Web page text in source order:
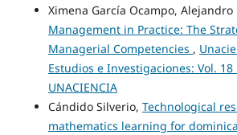
Ximena García Ocampo, Alejandro
Management in Practice: The
Managerial Competencies ,
Estudios e Investigaciones: Vol. 18
UNACIENCIA
Cándido Silverio, Technological
mathematics learning for